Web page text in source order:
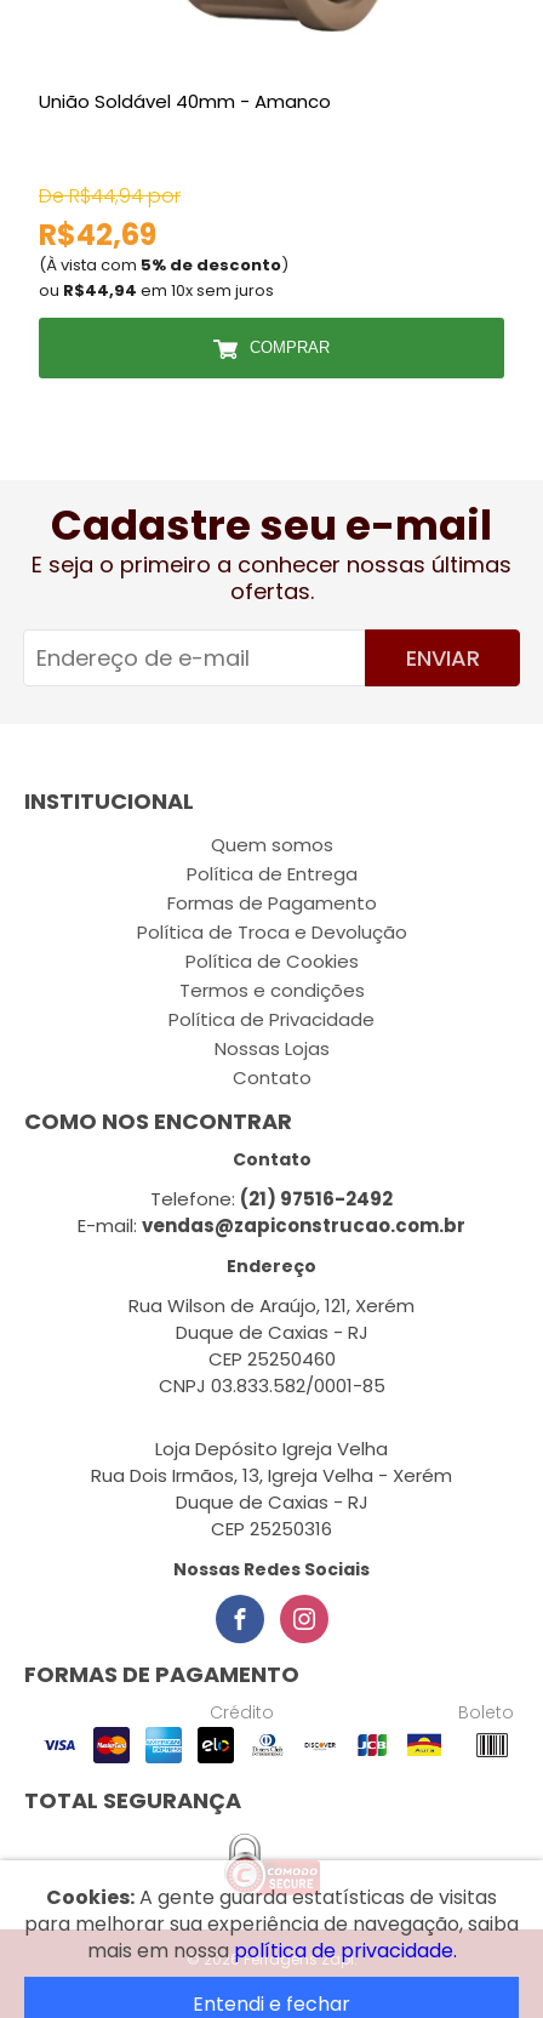
União Soldável 40mm - Amanco
De R$44,94 por
R$42,69
(À vista com 5% de desconto)
ou R$44,94 em 10x sem juros
COMPRAR
Cadastre seu e-mail
E seja o primeiro a conhecer nossas últimas
ofertas.
ENVIAR
INSTITUCIONAL
Quem somos
Política de Entrega
Formas de Pagamento
Política de Troca e Devolução
Política de Cookies
Termos e condições
Política de Privacidade
Nossas Lojas
Contato
COMO NOS ENCONTRAR
Contato
Telefone: (21) 97516-2492
E-mail: vendas@zapiconstrucao.com.br
Endereço
Rua Wilson de Araújo, 121, Xerém
Duque de Caxias - RJ
CEP 25250460
CNPJ 03.833.582/0001-85
Loja Depósito Igreja Velha
Rua Dois Irmãos, 13, Igreja Velha - Xerém
Duque de Caxias - RJ
CEP 25250316
Nossas Redes Sociais
FORMAS DE PAGAMENTO
Crédito Boleto
TOTAL SEGURANÇA
Cookies:A gente guarda estatísticas de visitas
para melhorar sua experiência de navegação, saiba
mais em nossapolítica de privacidade.
Entendi e fechar
© 2026 Ferragens Zapi.